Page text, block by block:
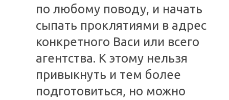
по любому поводу, и начать
сыпать проклятиями в адрес
конкретного Васи или всего
агентства. К этому нельзя
привыкнуть и тем более
подготовиться, но можно